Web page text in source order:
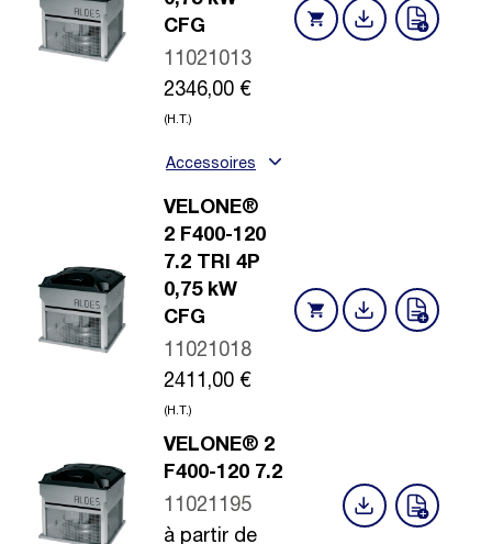
CFG
11021013
2346,00 €
(H.T.)
Accessoires
VELONE®
2 F400-120
7.2 TRI 4P
0,75 kW
CFG
11021018
2411,00 €
(H.T.)
VELONE® 2
F400-120 7.2
11021195
à partir de